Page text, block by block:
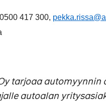
417 300,
tarjoaa automyynnin
autoalan